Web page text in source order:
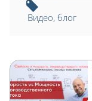
Видео, блог